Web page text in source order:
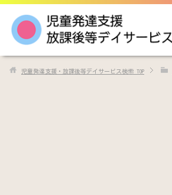
児童発達支援・放課後等デイサービス検索 TOP